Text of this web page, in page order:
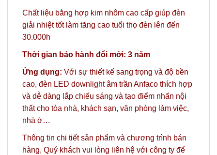
Chất liệu bằng hợp kim nhôm cao cấp giúp đèn
giải nhiệt tốt làm tăng cao tuổi thọ đèn lên đến
30.000h
Thời gian bảo hành đổi mới: 3 năm
Ứng dụng: Với sự thiết kế sang trọng và độ bền
cao, đèn LED downlight âm trần Anfaco thích hợp
và dễ dàng lắp chiếu sáng và tạo điểm nhấn nội
thất cho tòa nhà, khách sạn, văn phòng làm việc,
nhà ở…
Thông tin chi tiết sản phẩm và chương trình bán
hàng, Quý khách vui lòng liên hệ với công ty để